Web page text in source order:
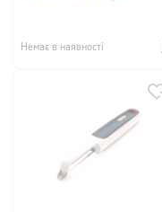
Немає в наявності